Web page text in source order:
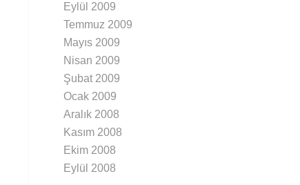
Eylül 2009
Temmuz 2009
Mayıs 2009
Nisan 2009
Şubat 2009
Ocak 2009
Aralık 2008
Kasım 2008
Ekim 2008
Eylül 2008